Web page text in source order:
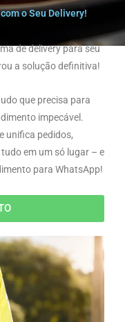
o Seu Delivery!
de delivery para seu
a solução definitiva!
que precisa para
impecável.
unifica pedidos,
em um só lugar – e
para WhatsApp!